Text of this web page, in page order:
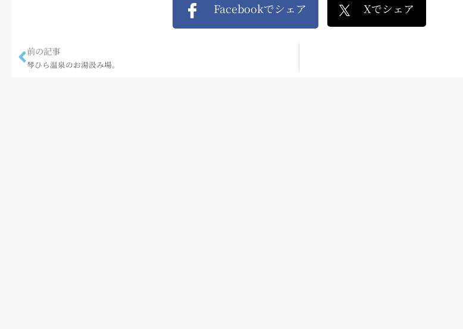
Facebookでシェア Xでシェア
前の記事
琴ひら温泉のお湯汲み場。